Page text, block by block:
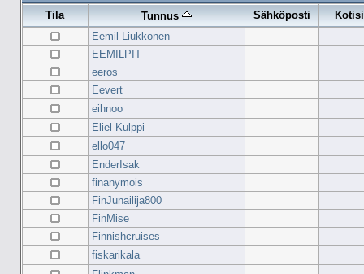
Tila
Tunnus Sähköposti
Eemil Liukkonen
EEMILPIT
eeros
Eevert
eihnoo
Eliel Kulppi
ello047
EnderIsak
finanymois
FinJunailija800
FinMise
Finnishcruises
fiskarikala